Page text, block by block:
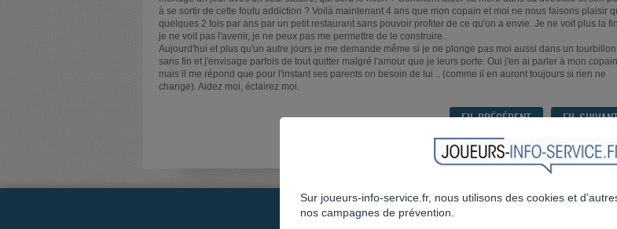
à se sortir de cette foutu addiction ? Voilà maintenant 4 ans que mon copain et moi ne nous faisons plaisir
quelques 2 fois par ans par un petit restaurant sans pouvoir profiter de ce qu'on a envie. Je ne voit plus la
je ne voit pas l'avenir, je ne peux pas me permettre de le construire..
Aujourd'hui et plus qu'un autre jours je me demande même si je ne plonge pas moi aussi dans un tourbillon
sans fin et j'envisage parfois de tout quitter malgré l'amour que je leurs porte. Oui j'en ai parler à mon copain
mais il me répond que pour l'instant ses parents on besoin de lui .. (comme il en auront toujours si rien ne
change). Aidez moi, éclairez moi.
FIL PRÉCÉDENT
FIL
RÉPONDRE AU FIL
Sur joueurs-info-service.fr, nous utilisons des cookies et
nos campagnes de prévention.